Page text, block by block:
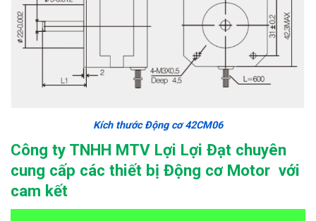
Kích thước Động cơ 42CM06
Công ty TNHH MTV Lợi Lợi Đạt chuyên
cung cấp các thiết bị Động cơ Motor với
cam kết